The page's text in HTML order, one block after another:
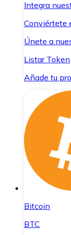
Integra
Conviértete
Únete a
Listar Token
Añade tu
Bitcoin
BTC